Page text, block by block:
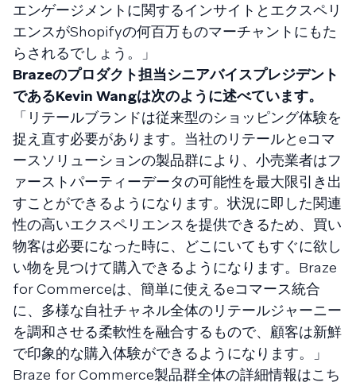
エンゲージメントに関するインサイトとエクスペリ
エンスがShopifyの何百万ものマーチャントにもた
らされるでしょう。」
Brazeのプロダクト担当シニアバイスプレジデント
であるKevin Wangは次のように述べています。
「リテールブランドは従来型のショッピング体験を
捉え直す必要があります。当社のリテールとeコマ
ースソリューションの製品群により、小売業者はフ
ァーストパーティーデータの可能性を最大限引き出
すことができるようになります。状況に即した関連
性の高いエクスペリエンスを提供できるため、買い
物客は必要になった時に、どこにいてもすぐに欲し
い物を見つけて購入できるようになります。Braze
for Commerceは、簡単に使えるeコマース統合
に、多様な自社チャネル全体のリテールジャーニー
を調和させる柔軟性を融合するもので、顧客は新鮮
で印象的な購入体験ができるようになります。」
Braze for Commerce製品群全体の詳細情報はこち